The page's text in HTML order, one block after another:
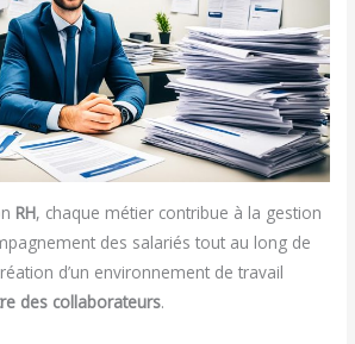
RH, chaque métier contribue à la gestion
des salariés tout au long de
d’un environnement de travail
des collaborateurs.